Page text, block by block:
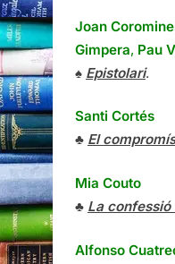
Joan
Gimpera, Pau
♠ Epistolari.
Santi Cortés
♣ El
Mia Couto
♣ La confessió
Alfonso